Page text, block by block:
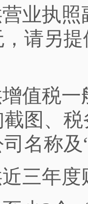
营业执
请另
增值税
图、
名称
近三年